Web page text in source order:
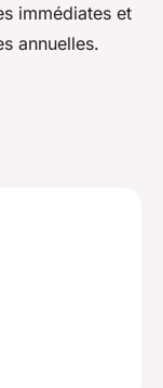
immédiates et
annuelles.